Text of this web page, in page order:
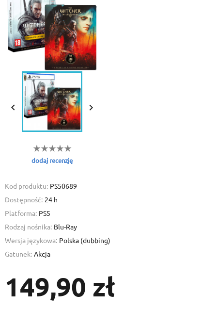
 
dodaj recenzję
Kod produktu: PS50689
Dostępność: 24 h
Platforma: PS5
Rodzaj nośnika: Blu-Ray
Wersja językowa: Polska (dubbing)
Gatunek: Akcja
149,90 zł